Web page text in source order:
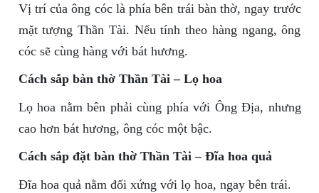
Vị trí của ông cóc là phía bên trái bàn thờ, ngay trước
mặt tượng Thần Tài. Nếu tính theo hàng ngang, ông
cóc sẽ cùng hàng với bát hương.
Cách sắp bàn thờ Thần Tài – Lọ hoa
Lọ hoa nằm bên phải cùng phía với Ông Địa, nhưng
cao hơn bát hương, ông cóc một bậc.
Cách sắp đặt bàn thờ Thần Tài – Đĩa hoa quả
Đĩa hoa quả nằm đối xứng với lọ hoa, ngay bên trái.